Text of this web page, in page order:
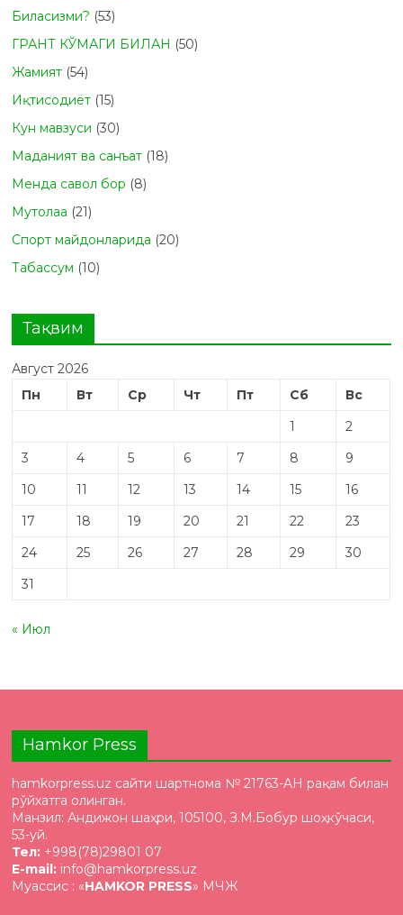
Биласизми? (53)
ГРАНТ КЎМАГИ БИЛАН (50)
Жамият (54)
Иқтисодиёт (15)
Кун мавзуси (30)
Маданият ва санъат (18)
Менда савол бор (8)
Мутолаа (21)
Спорт майдонларида (20)
Табасcум (10)
Тақвим
Август 2026
Пн
Вт Ср Чт Пт Сб
Вс
1
2
3
4 5 6 7 8
9
10
11 12 13 14 15
16
17
18 19 20 21 22
23
24
25 26 27 28 29
30
31
« Июл
Hamkor Press
hamkorpress.uz сайти шартнома № 21763-AH рақам билан
рўйхатга олинган.
Манзил: Андижон шаҳри, 105100, З.М.Бобур шоҳкўчаси,
53-уй.
Тел: +998(78)29801 07
E-mail: info@hamkorpress.uz
Муассис : «HAMKOR PRESS» МЧЖ